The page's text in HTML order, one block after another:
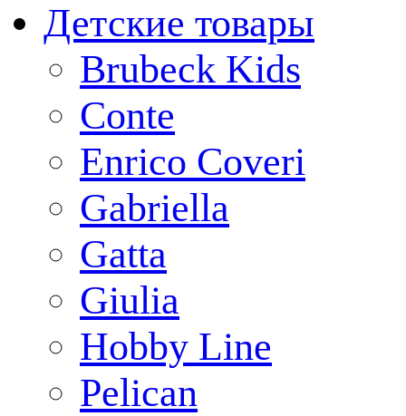
Детские товары
Brubeck Kids
Conte
Enrico Coveri
Gabriella
Gatta
Giulia
Hobby Line
Pelican